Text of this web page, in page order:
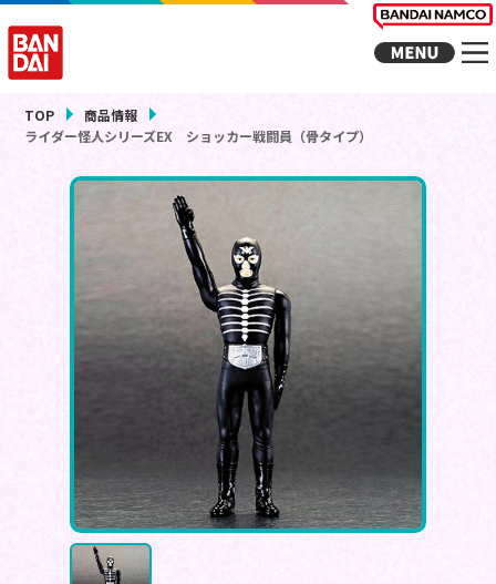
TOP
商品情報
ライダー怪人シリーズEX ショッカー戦闘員（骨タイプ）